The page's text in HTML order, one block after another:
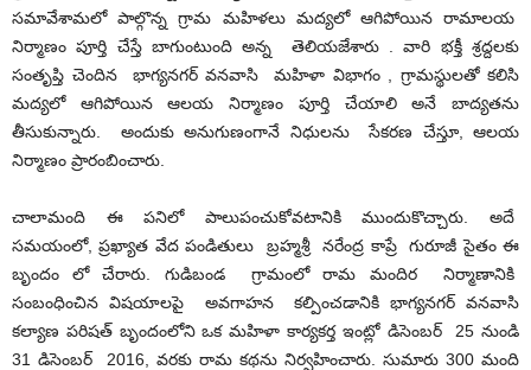
సమావేశామలో పాల్గొన్న గ్రామ మహిళలు మద్యలో ఆగిపోయిన రామాలయ
నిర్మాణం పూర్తి చేస్తే బాగుంటుంది అన్న తెలియజేశారు . వారి భక్తీ శ్రద్దలకు
సంతృప్తి చెందిన భాగ్యనగర్ వనవాసి మహిళా విభాగం , గ్రామస్థులతో కలిసి
మద్యలో ఆగిపోయిన ఆలయ నిర్మాణం పూర్తి చేయాలి అనే బాద్యతను
తీసుకున్నారు. అందుకు అనుగుణంగానే నిధులను సేకరణ చేస్తూ, ఆలయ
నిర్మాణం ప్రారంబించారు.
చాలామంది ఈ పనిలో పాలుపంచుకోవటానికి ముందుకొచ్చారు. అదే
సమయంలో, ప్రఖ్యాత వేద పండితులు బ్రహ్మశ్రీ నరేంద్ర కాప్రే గురూజీ సైతం ఈ
బృందం లో చేరారు. గుడిబండ గ్రామంలో రామ మందిర నిర్మాణానికి
సంబంధించిన విషయాలపై అవగాహన కల్పించడానికి భాగ్యనగర్ వనవాసి
కల్యాణ పరిషత్ బృందంలోని ఒక మహిళా కార్యకర్త ఇంట్లో డిసెంబర్ 25 నుండి
31 డిసెంబర్ 2016, వరకు రామ కథను నిర్వహించారు. సుమారు 300 మంది